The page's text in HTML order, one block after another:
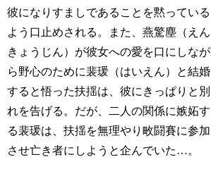
彼になりすましであることを黙っている
よう口止めされる。また、燕驚塵（えん
きょうじん）が彼女への愛を口にしなが
ら野心のために裴瑗（はいえん）と結婚
すると悟った扶揺は、彼にきっぱりと別
れを告げる。だが、二人の関係に嫉妬す
る裴瑗は、扶揺を無理やり畋闘賽に参加
させ亡き者にしようと企んでいた…。